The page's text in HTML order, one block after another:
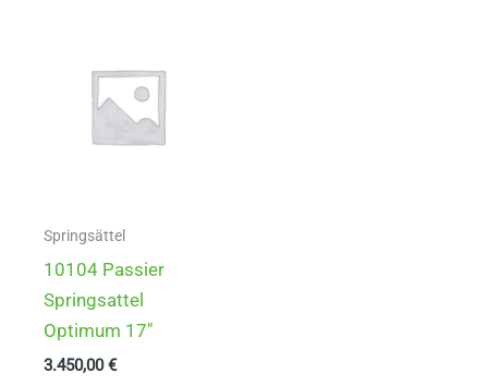
Springsättel
10104 Passier
Springsattel
Optimum 17″
3.450,00€